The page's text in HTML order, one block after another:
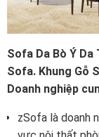
Sofa Da Bò Ý Da
Sofa. Khung Gỗ
Doanh nghiệp
zSofa là doanh